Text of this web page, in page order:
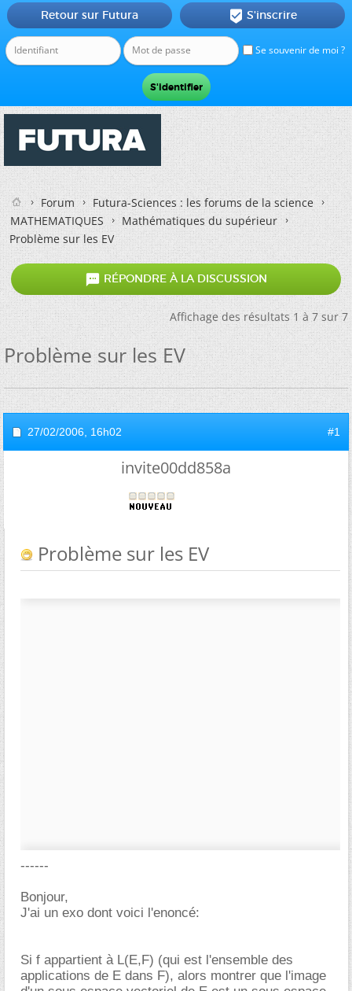
Se souvenir de moi ?
Retour sur Futura  S'inscrire
Forum
Futura-Sciences : les forums de la science
MATHEMATIQUES
Mathématiques du supérieur
Problème sur les EV
 RÉPONDRE À LA DISCUSSION
Affichage des résultats 1 à 7 sur 7
Problème sur les EV
27/02/2006, 16h02 #1
invite00dd858a
Problème sur les EV
------
Bonjour,
J'ai un exo dont voici l'enoncé:
Si f appartient à L(E,F) (qui est l'ensemble des
applications de E dans F), alors montrer que l'image